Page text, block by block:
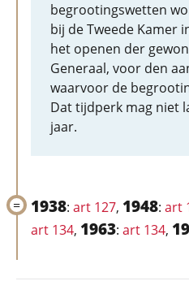
begrootingswetten
bij de Tweede Kamer
het openen der
Generaal, voor den
waarvoor de
Dat tijdperk mag niet
jaar.
1938: art 127, 1948: art
art 134, 1963: art 134,